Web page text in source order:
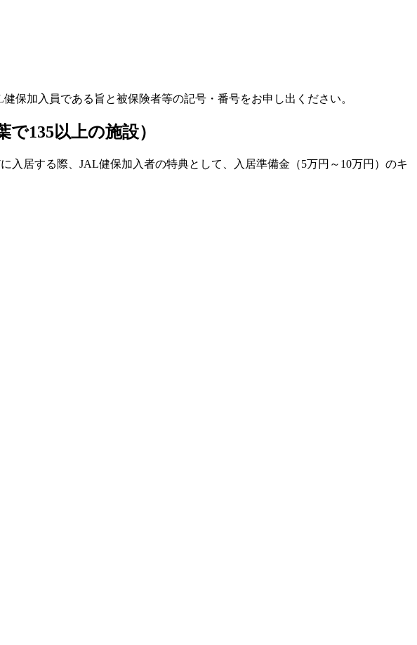
保加入員である旨と被保険者等の記号・番号をお申し出ください。
135以上の施設）
居する際、JAL健保加入者の特典として、入居準備金（5万円～10万円）のキ